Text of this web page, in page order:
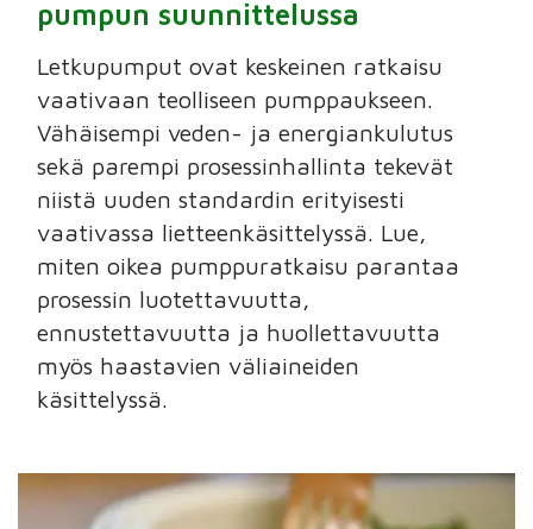
pumpun suunnittelussa
Letkupumput ovat keskeinen ratkaisu
vaativaan teolliseen pumppaukseen.
Vähäisempi veden- ja energiankulutus
sekä parempi prosessinhallinta tekevät
niistä uuden standardin erityisesti
vaativassa lietteenkäsittelyssä. Lue,
miten oikea pumppuratkaisu parantaa
prosessin luotettavuutta,
ennustettavuutta ja huollettavuutta
myös haastavien väliaineiden
käsittelyssä.